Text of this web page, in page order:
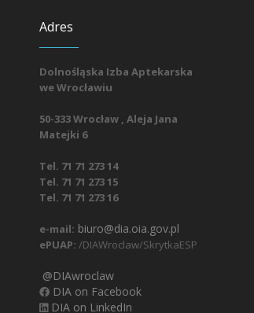
Adres
Dolnośląska Izba Aptekarska
we Wrocławiu
50-333 Wrocław , Aleja Jana
Matejki 6
Tel. 71 71 273 14
Tel. 71 71 273 15
Tel. 71 71 273 16
e-mail: biuro@dia.oia.gov.pl
ePUAP: /DIAWroclaw/SkrytkaESP
@DIAwroclaw
DIA on Facebook
DIA on LinkedIn